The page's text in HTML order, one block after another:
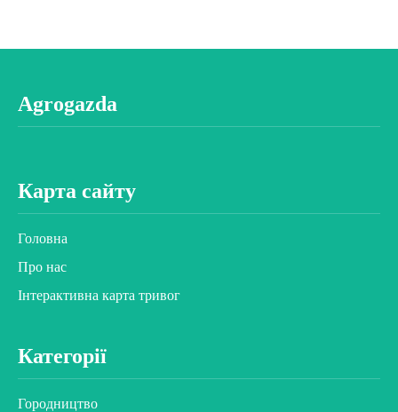
Agrogazda
Карта сайту
Головна
Про нас
Інтерактивна карта тривог
Категорії
Городництво